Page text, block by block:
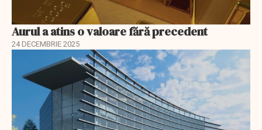
Aurul a atins o valoare fără precedent
24 DECEMBRIE 2025